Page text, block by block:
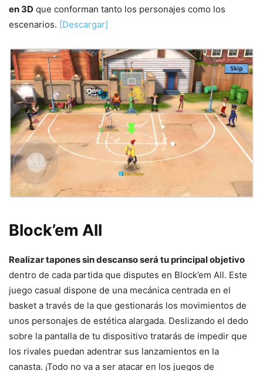
en 3D que conforman tanto los personajes como los
escenarios. [Descargar]
Block’em All
Realizar tapones sin descanso será tu principal objetivo
dentro de cada partida que disputes en Block’em All. Este
juego casual dispone de una mecánica centrada en el
basket a través de la que gestionarás los movimientos de
unos personajes de estética alargada. Deslizando el dedo
sobre la pantalla de tu dispositivo tratarás de impedir que
los rivales puedan adentrar sus lanzamientos en la
canasta. ¡Todo no va a ser atacar en los juegos de